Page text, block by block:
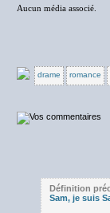
Aucun média associé.
drame romance
Définition
Sam, je suis